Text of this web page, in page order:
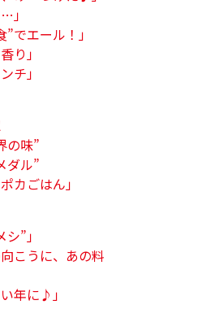
」
”でエール！」
り」
チ」
の味”
ダル”
カごはん」
”」
こうに、あの料
年に♪」